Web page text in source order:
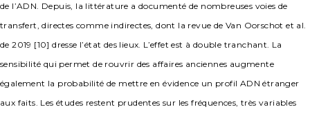
de l’ADN. Depuis, la littérature a documenté de nombreuses voies de
transfert, directes comme indirectes, dont la revue de Van Oorschot et al.
de 2019 [10] dresse l’état des lieux. L’effet est à double tranchant. La
sensibilité qui permet de rouvrir des affaires anciennes augmente
également la probabilité de mettre en évidence un profil ADN étranger
aux faits. Les études restent prudentes sur les fréquences, très variables